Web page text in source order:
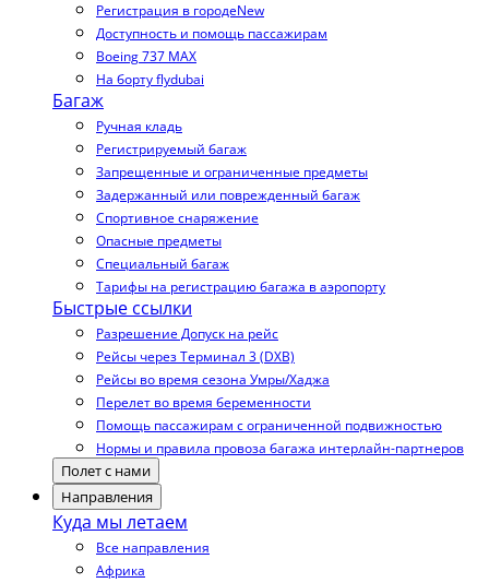
Регистрация в городеNew
Доступность и помощь пассажирам
Boeing 737 MAX
На борту flydubai
Багаж
Ручная кладь
Регистрируемый багаж
Запрещенные и ограниченные предметы
Задержанный или поврежденный багаж
Спортивное снаряжение
Опасные предметы
Специальный багаж
Тарифы на регистрацию багажа в аэропорту
Быстрые ссылки
Разрешение Допуск на рейс
Рейсы через Терминал 3 (DXB)
Рейсы во время сезона Умры/Хаджа
Перелет во время беременности
Помощь пассажирам с ограниченной подвижностью
Нормы и правила провоза багажа интерлайн-партнеров
Полет с нами
Направления
Куда мы летаем
Все направления
Африка